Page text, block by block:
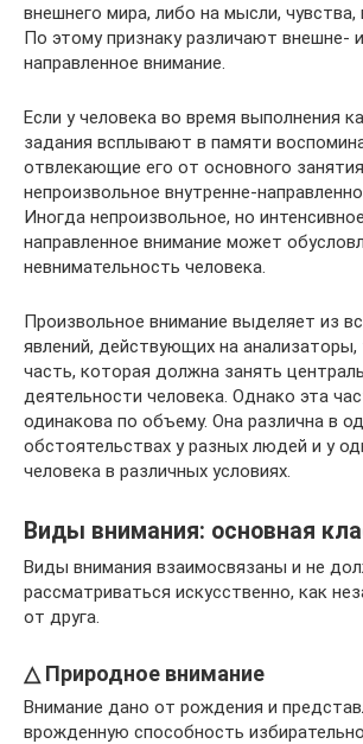
внешнего мира, либо на мысли, чувства,
По этому признаку различают внешне-
направленное внимание.
Если у человека во время выполнения
задания всплывают в памяти
отвлекающие его от основного
непроизвольное внутренне-
Иногда непроизвольное, но
направленное внимание может
невнимательность человека.
Произвольное внимание выделяет из
явлений, действующих на анализаторы,
часть, которая должна занять
деятельности человека. Однако эта
одинакова по объему. Она различна в
обстоятельствах у разных людей и у
человека в различных условиях.
Виды внимания: основная
Виды внимания взаимосвязаны и не
рассматриваться искусственно, как
от друга.
△ Природное внимание
Внимание дано от рождения и
врожденную способность